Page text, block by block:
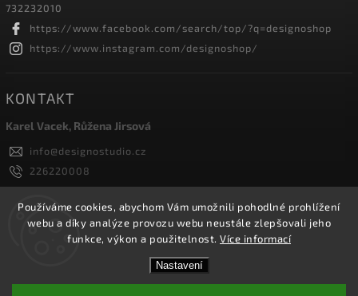
Používáme cookies, abychom Vám umožnili pohodlné prohlížení
webu a díky analýze provozu webu neustále zlepšovali jeho
funkce, výkon a použitelnost. Více informací
Nastavení
732232010
https://www.facebook.com/search/top/?q=designoshop
https://www.instagram.com/designoshop/
KONTAKT
Karel Vacek, Růžena Jirsová
info@designostudio.cz
226220008
605334326, 732232010
Designoshop
designoshop
Designoshop. Všechna práva vyhrazena.